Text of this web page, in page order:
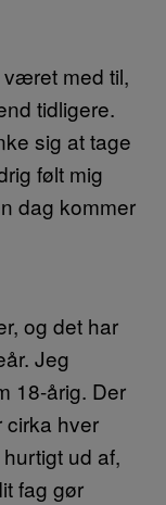
med til,
tidligere.
sig at tage
følt mig
dag kommer
og det har
Jeg
18-årig. Der
cirka hver
ud af,
fag gør